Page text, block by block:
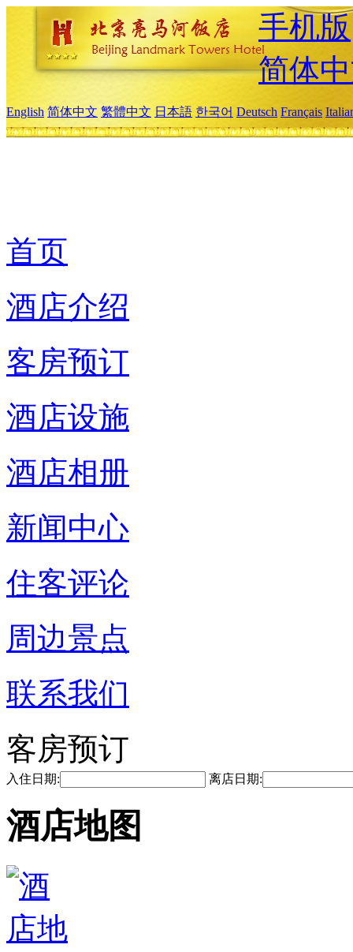
手机版
简体
English 简体中文 繁體中文 日本語 한국어 Deutsch Français
首页
酒店介绍
客房预订
酒店设施
酒店相册
新闻中心
住客评论
周边景点
联系我们
客房预订
入住日期: 离店日期:
酒店地图